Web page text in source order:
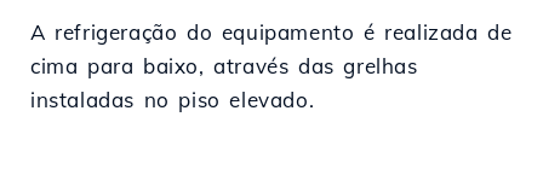
A refrigeração do equipamento é realizada de
cima para baixo, através das grelhas
instaladas no piso elevado.